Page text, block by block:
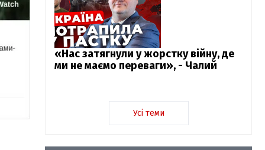
«Нас затягнули у жорстку війну, де
ми не маємо переваги», - Чалий
Усі теми